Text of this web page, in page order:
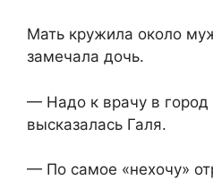
Мать кружила около
замечала дочь.
— Надо к врачу в город
высказалась Галя.
— По самое «нехочу»